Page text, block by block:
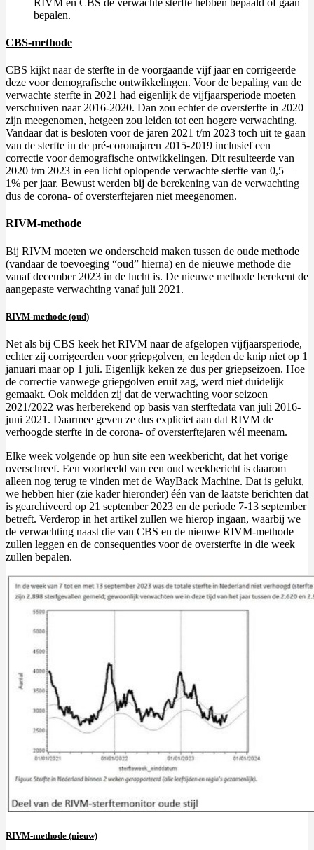
bepalen.
CBS-methode
CBS kijkt naar de sterfte in de voorgaande vijf jaar en corrigeerde
deze voor demografische ontwikkelingen. Voor de bepaling van de
verwachte sterfte in 2021 had eigenlijk de vijfjaarsperiode moeten
verschuiven naar 2016-2020. Dan zou echter de oversterfte in 2020
zijn meegenomen, hetgeen zou leiden tot een hogere verwachting.
Vandaar dat is besloten voor de jaren 2021 t/m 2023 toch uit te gaan
van de sterfte in de pré-coronajaren 2015-2019 inclusief een
correctie voor demografische ontwikkelingen. Dit resulteerde van
2020 t/m 2023 in een licht oplopende verwachte sterfte van 0,5 –
1% per jaar. Bewust werden bij de berekening van de verwachting
dus de corona- of oversterftejaren niet meegenomen.
RIVM-methode
Bij RIVM moeten we onderscheid maken tussen de oude methode
(vandaar de toevoeging “oud” hierna) en de nieuwe methode die
vanaf december 2023 in de lucht is. De nieuwe methode berekent de
aangepaste verwachting vanaf juli 2021.
RIVM-methode (oud)
Net als bij CBS keek het RIVM naar de afgelopen vijfjaarsperiode,
echter zij corrigeerden voor griepgolven, en legden de knip niet op 1
januari maar op 1 juli. Eigenlijk keken ze dus per griepseizoen. Hoe
de correctie vanwege griepgolven eruit zag, werd niet duidelijk
gemaakt. Ook meldden zij dat de verwachting voor seizoen
2021/2022 was herberekend op basis van sterftedata van juli 2016-
juni 2021. Daarmee geven ze dus expliciet aan dat RIVM de
verhoogde sterfte in de corona- of oversterftejaren wél meenam.
Elke week volgende op hun site een weekbericht, dat het vorige
overschreef. Een voorbeeld van een oud weekbericht is daarom
alleen nog terug te vinden met de WayBack Machine. Dat is gelukt,
we hebben hier (zie kader hieronder) één van de laatste berichten dat
is gearchiveerd op 21 september 2023 en de periode 7-13 september
betreft. Verderop in het artikel zullen we hierop ingaan, waarbij we
de verwachting naast die van CBS en de nieuwe RIVM-methode
zullen leggen en de consequenties voor de oversterfte in die week
zullen bepalen.
RIVM-methode (nieuw)